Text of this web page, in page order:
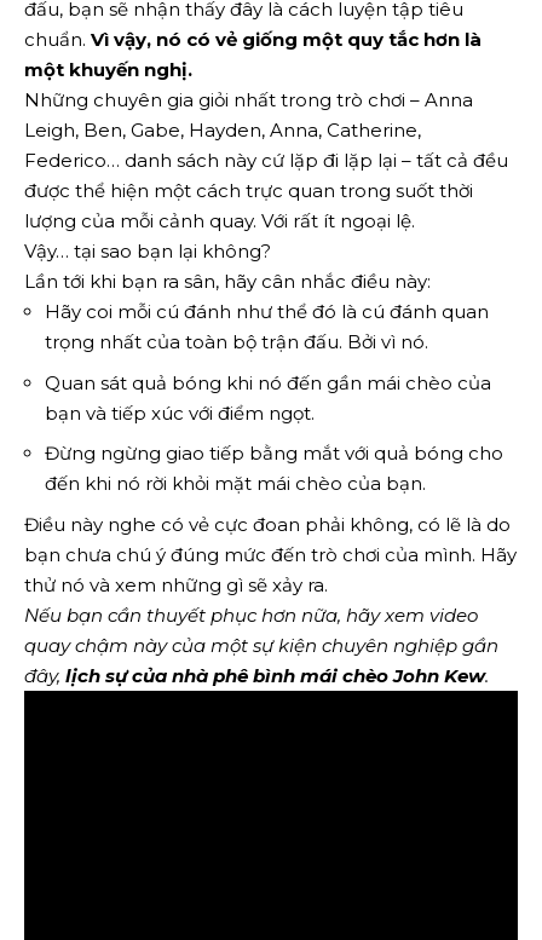
đấu, bạn sẽ nhận thấy đây là cách luyện tập tiêu
chuẩn. Vì vậy, nó có vẻ giống một quy tắc hơn là
một khuyến nghị.
Những chuyên gia giỏi nhất trong trò chơi – Anna
Leigh, Ben, Gabe, Hayden, Anna, Catherine,
Federico… danh sách này cứ lặp đi lặp lại – tất cả đều
được thể hiện một cách trực quan trong suốt thời
lượng của mỗi cảnh quay. Với rất ít ngoại lệ.
Vậy… tại sao bạn lại không?
Lần tới khi bạn ra sân, hãy cân nhắc điều này:
Hãy coi mỗi cú đánh như thể đó là cú đánh quan
trọng nhất của toàn bộ trận đấu. Bởi vì nó.
Quan sát quả bóng khi nó đến gần mái chèo của
bạn và tiếp xúc với điểm ngọt.
Đừng ngừng giao tiếp bằng mắt với quả bóng cho
đến khi nó rời khỏi mặt mái chèo của bạn.
Điều này nghe có vẻ cực đoan phải không, có lẽ là do
bạn chưa chú ý đúng mức đến trò chơi của mình. Hãy
thử nó và xem những gì sẽ xảy ra.
Nếu bạn cần thuyết phục hơn nữa, hãy xem video
quay chậm nàycủa một sự kiện chuyên nghiệp gần
đây, lịch sự của nhà phê bình mái chèo John Kew.